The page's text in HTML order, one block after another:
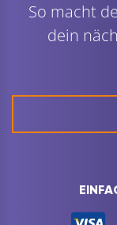
So macht
dein